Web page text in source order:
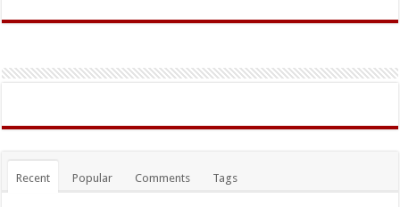
Recent Popular Comments Tags